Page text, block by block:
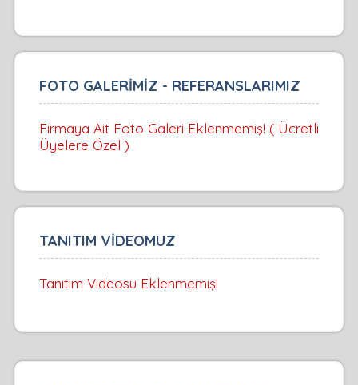
FOTO GALERİMİZ - REFERANSLARIMIZ
Firmaya Ait Foto Galeri Eklenmemiş! ( Ücretli
Üyelere Özel )
TANITIM VİDEOMUZ
Tanıtım Videosu Eklenmemiş!